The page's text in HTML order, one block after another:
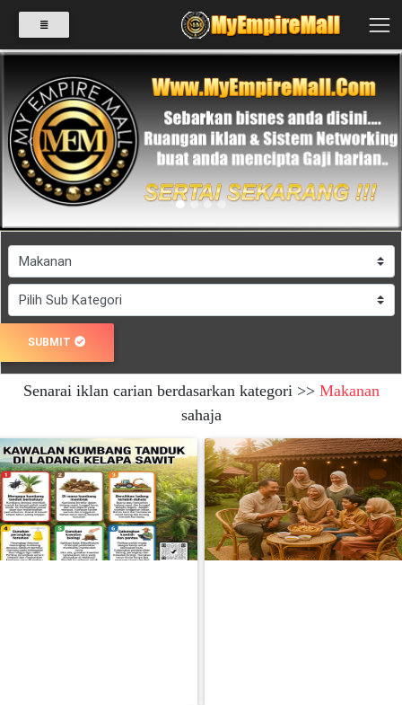
Previous Next
SUBMIT
Senarai iklan carian berdasarkan kategori >> Makanan
sahaja
SELECT
CATEGORY
PRODUK(0)
BABIES(0)
KESIHATAN(80)
PERNIAGAAN
RUNCIT(1)
FESYEN
WANITA(0)
KECANTIKAN(7)